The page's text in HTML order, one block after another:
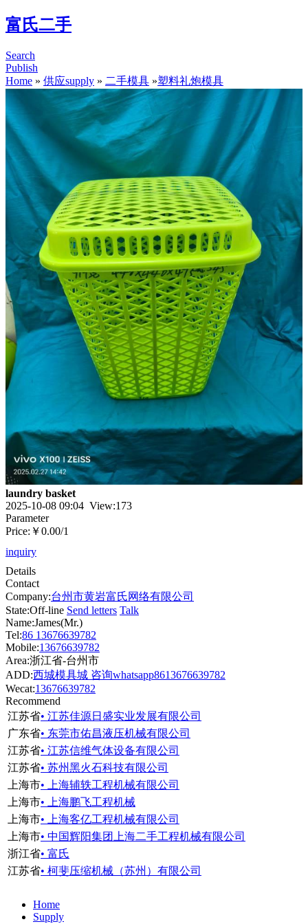
富氏二手
Search
Publish
Home » 供应supply » 二手模具 »塑料礼炮模具
laundry basket
2025-10-08 09:04 View:173
Parameter
Price: ￥0.00/1
inquiry
Details
Contact
Company:台州市黄岩富氏网络有限公司
State:Off-line Send letters Talk
Name:James(Mr.)
Tel:86 13676639782
Mobile:13676639782
Area:浙江省-台州市
ADD:西城模具城 咨询whatsapp8613676639782
Wecat:13676639782
Recommend
江苏省• 江苏佳源日盛实业发展有限公司
广东省• 东莞市佑昌液压机械有限公司
江苏省• 江苏信维气体设备有限公司
江苏省• 苏州黑火石科技有限公司
上海市• 上海辅轶工程机械有限公司
上海市• 上海鹏飞工程机械
上海市• 上海客亿工程机械有限公司
上海市• 中国辉阳集团上海二手工程机械有限公司
浙江省• 富氏
江苏省• 柯斐压缩机械（苏州）有限公司
Home
Supply